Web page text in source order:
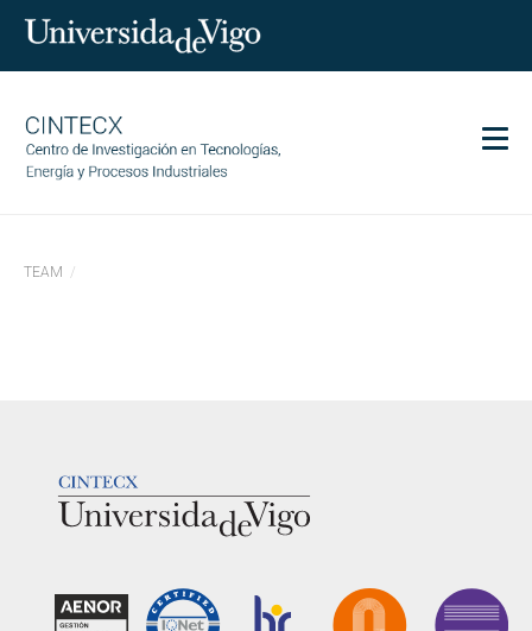
Investigación
Igualdade
ES EN Search
por:
BUSCAR
TEAM